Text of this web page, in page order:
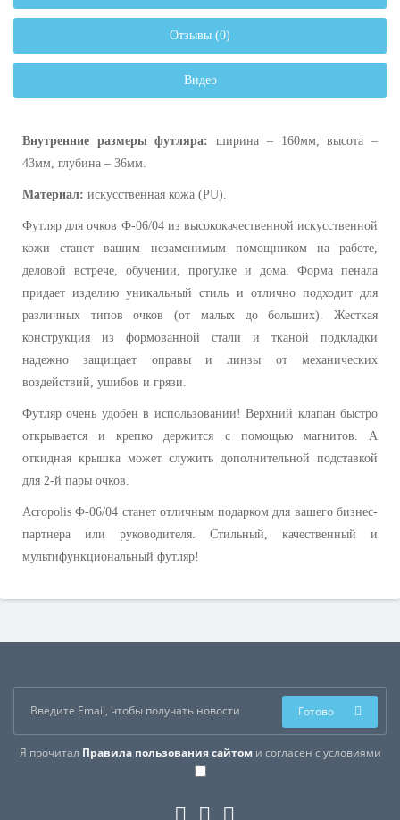
Отзывы (0)
Видео
Внутренние размеры футляра: ширина – 160мм, высота –
43мм, глубина – 36мм.
Материал: искусственная кожа (PU).
Футляр для очков Ф-06/04 из высококачественной искусственной
кожи станет вашим незаменимым помощником на работе,
деловой встрече, обучении, прогулке и дома. Форма пенала
придает изделию уникальный стиль и отлично подходит для
различных типов очков (от малых до больших). Жесткая
конструкция из формованной стали и тканой подкладки
надежно защищает оправы и линзы от механических
воздействий, ушибов и грязи.
Футляр очень удобен в использовании! Верхний клапан быстро
открывается и крепко держится с помощью магнитов. А
откидная крышка может служить дополнительной подставкой
для 2-й пары очков.
Acropolis Ф-06/04 станет отличным подарком для вашего бизнес-
партнера или руководителя. Стильный, качественный и
мультифункциональный футляр!
Я прочитал Правила пользования сайтоми согласен с условиями
Готово